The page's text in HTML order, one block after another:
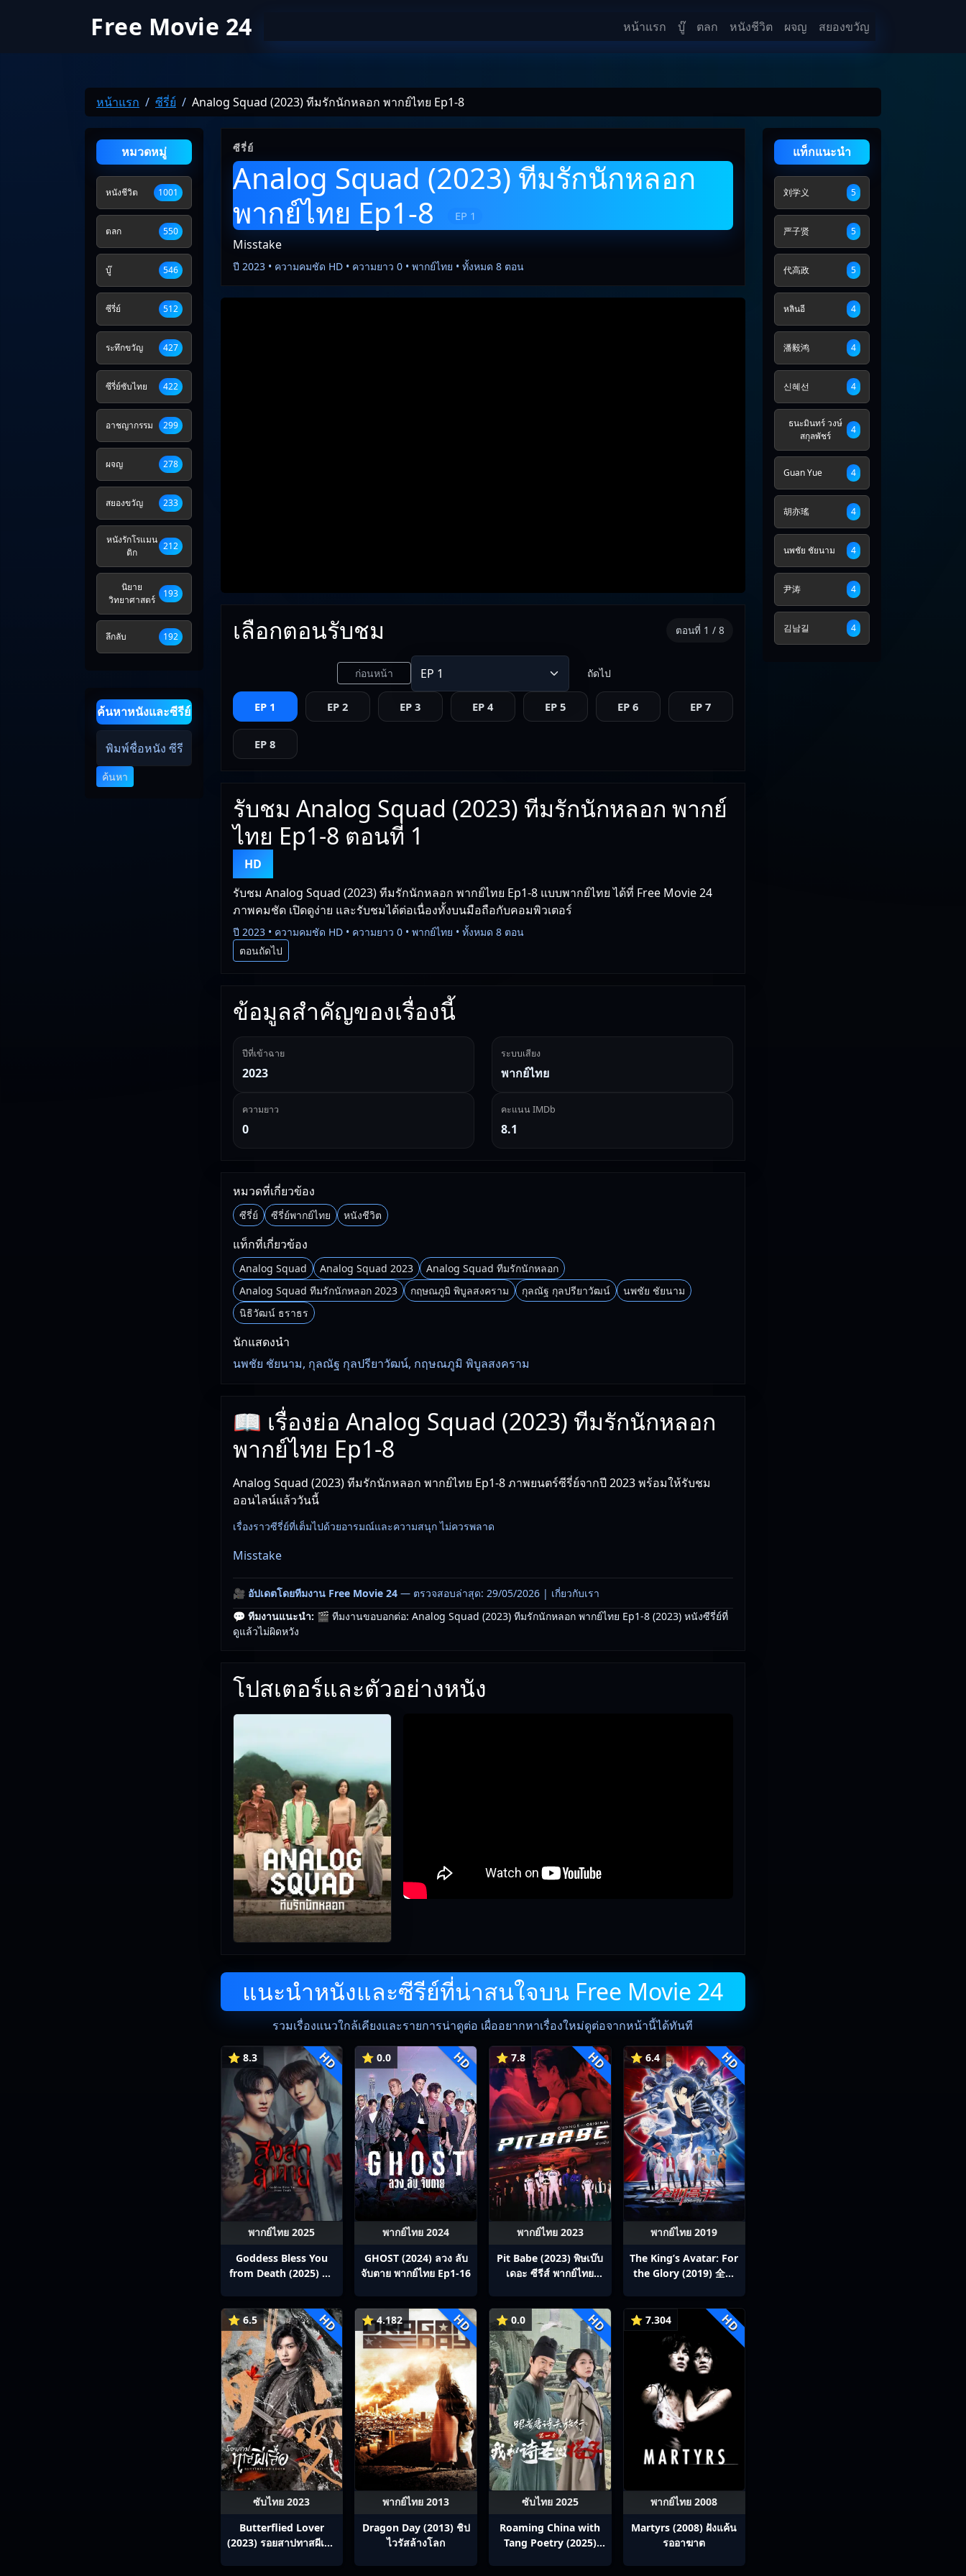
Free Movie 24 หน้าแรก บู๊ ตลก หนังชีวิต ผจญ สยองขวัญ
หน้าแรก ซีรี่ย์ Analog Squad (2023) ทีมรักนักหลอก พากย์ไทย Ep1-8
หมวดหมู่
หนังชีวิต 1001
ตลก 550
บู๊ 546
ซีรี่ย์ 512
ระทึกขวัญ 427
ซีรี่ย์ซับไทย 422
อาชญากรรม 299
ผจญ 278
สยองขวัญ 233
หนังรักโรแมน
ติก
212
นิยาย
วิทยาศาสตร์
193
ลึกลับ 192
ค้นหาหนังและซีรีย์
ค้นหา
ซีรี่ย์
Analog Squad (2023) ทีมรักนักหลอก
พากย์ไทย Ep1-8
EP 1
Misstake
ปี 2023 • ความคมชัด HD • ความยาว 0 • พากย์ไทย • ทั้งหมด 8 ตอน
เลือกตอนรับชม ตอนที่ 1 / 8
ก่อนหน้า ถัดไป
EP 1 EP 2 EP 3 EP 4 EP 5 EP 6 EP 7
EP 8
รับชม Analog Squad (2023) ทีมรักนักหลอก พากย์
ไทย Ep1-8 ตอนที่ 1
HD
รับชม Analog Squad (2023) ทีมรักนักหลอก พากย์ไทย Ep1-8 แบบพากย์ไทย ได้ที่ Free Movie 24
ภาพคมชัด เปิดดูง่าย และรับชมได้ต่อเนื่องทั้งบนมือถือกับคอมพิวเตอร์
ปี 2023 • ความคมชัด HD • ความยาว 0 • พากย์ไทย • ทั้งหมด 8 ตอน
ตอนถัดไป
ข้อมูลสำคัญของเรื่องนี้
ปีที่เข้าฉาย
2023
ระบบเสียง
พากย์ไทย
ความยาว
0
คะแนน IMDb
8.1
หมวดที่เกี่ยวข้อง
ซีรี่ย์ ซีรี่ย์พากย์ไทย หนังชีวิต
แท็กที่เกี่ยวข้อง
Analog Squad Analog Squad 2023
Analog Squad ทีมรักนักหลอก
Analog Squad ทีมรักนักหลอก 2023
กฤษณภูมิ พิบูลสงคราม กุลณัฐ กุลปรียาวัฒน์
นพชัย ชัยนาม
นิธิวัฒน์ ธราธร
นักแสดงนำ
นพชัย ชัยนาม, กุลณัฐ กุลปรียาวัฒน์, กฤษณภูมิ พิบูลสงคราม
📖 เรื่องย่อ Analog Squad (2023) ทีมรักนักหลอก
พากย์ไทย Ep1-8
Analog Squad (2023) ทีมรักนักหลอก พากย์ไทย Ep1-8 ภาพยนตร์ซีรี่ย์จากปี 2023 พร้อมให้รับชม
ออนไลน์แล้ววันนี้
เรื่องราวซีรี่ย์ที่เต็มไปด้วยอารมณ์และความสนุก ไม่ควรพลาด
Misstake
🎥 อัปเดตโดยทีมงาน Free Movie 24— ตรวจสอบล่าสุด: 29/05/2026 | เกี่ยวกับเรา
💬 ทีมงานแนะนำ: 🎬 ทีมงานขอบอกต่อ: Analog Squad (2023) ทีมรักนักหลอก พากย์ไทย Ep1-8 (2023) หนังซีรี่ย์ที่
ดูแล้วไม่ผิดหวัง
โปสเตอร์และตัวอย่างหนัง
แนะนำหนังและซีรีย์ที่น่าสนใจบน Free Movie 24
รวมเรื่องแนวใกล้เคียงและรายการน่าดูต่อ เผื่ออยากหาเรื่องใหม่ดูต่อจากหน้านี้ได้ทันที
⭐ 8.3 HD
พากย์ไทย 2025
Goddess Bless You
from Death (2025) สิง
⭐ 0.0 HD
พากย์ไทย 2024
GHOST (2024) ลวง ลับ
จับตาย พากย์ไทย Ep1-16
⭐ 7.8 HD
พากย์ไทย 2023
Pit Babe (2023) พิษเบ๊บ
เดอะ ซีรีส์ พากย์ไทย
⭐ 6.4 HD
พากย์ไทย 2019
The King’s Avatar: For
the Glory (2019) 全职
⭐ 6.5 HD
ซับไทย 2023
Butterflied Lover
(2023) รอยสาปทาสผีเสื้อ
⭐ 4.182 HD
พากย์ไทย 2013
Dragon Day (2013) ชิป
ไวรัสล้างโลก
⭐ 0.0 HD
ซับไทย 2025
Roaming China with
Tang Poetry (2025)
⭐ 7.304 HD
พากย์ไทย 2008
Martyrs (2008) ฝังแค้น
รออาฆาต
แท็กแนะนำ
刘学义 5
严子贤 5
代高政 5
หลินอี 4
潘毅鸿 4
신혜선 4
ธนะมินทร์ วงษ์
สกุลพัชร์
4
Guan Yue 4
胡亦瑤 4
นพชัย ชัยนาม 4
尹涛 4
김남길 4